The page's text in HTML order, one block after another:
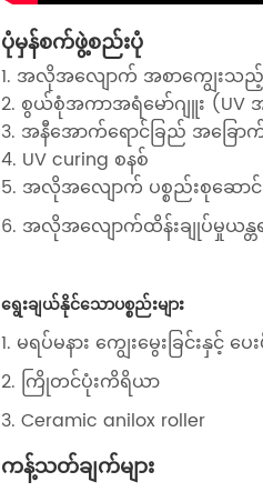
ပုံမှန်စက်ဖွဲ့စည်းပုံ
1. အလိုအလျောက် အစာကျွေးသ
2. စွယ်စုံအကာအရံမော်ဂျူး
3. အနီအောက်ရောင်ခြည် အခြောက်
4. UV curing စနစ်
5. အလိုအလျောက် ပစ္စည်းစုဆောင်
6. အလိုအလျောက်ထိန်းချုပ်မှုယန္တရ
ရွေးချယ်နိုင်သောပစ္စည်းများ
1. မရပ်မနား ကျွေးမွေးခြင်းနှင့် ပေ
2. ကြိုတင်ပုံးကိရိယာ
3. Ceramic anilox roller
ကန့်သတ်ချက်များ